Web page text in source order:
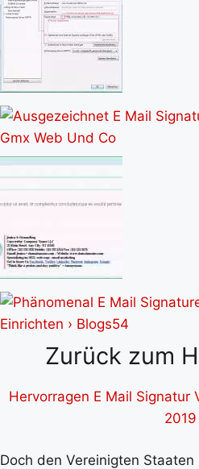
Zurück zum
Hervorragen E Mail Signatur
2019
Doch den Vereinigten